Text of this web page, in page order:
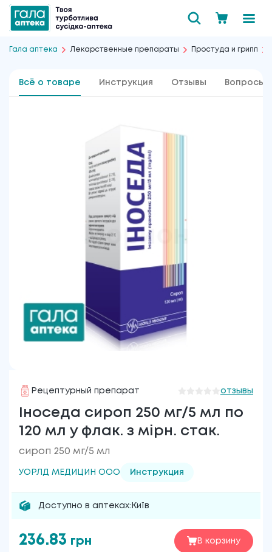
Гала аптека Лекарственные препараты Простуда и грипп
Всё о товаре Инструкция Отзывы Вопросы
Рецептурный препарат отзывы
Іноседа сироп 250 мг/5 мл по
120 мл у флак. з мірн. стак.
сироп 250 мг/5 мл
УОРЛД МЕДИЦИН ООО Инструкция
Доступно в аптеках: Київ
236.83 грн В корзину